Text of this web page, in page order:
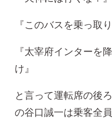
『このバスを乗っ取
『太宰府インターを
け』
と言って運転席の後
の谷口誠一は乗客全員